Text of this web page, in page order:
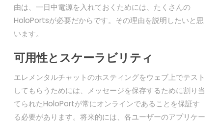
由は、一日中電源を入れておくためには、たくさんの
HoloPortsが必要だからです。その理由を説明したいと思
います。
可用性とスケーラビリティ
エレメンタルチャットのホスティングをウェブ上でテスト
してもらうためには、メッセージを保存するために割り当
てられたHoloPortが常にオンラインであることを保証す
る必要があります。将来的には、各ユーザーのアプリケー